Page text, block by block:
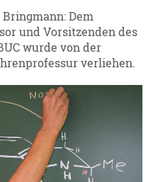
Dem
und Vorsitzenden des
wurde von der
verliehen.